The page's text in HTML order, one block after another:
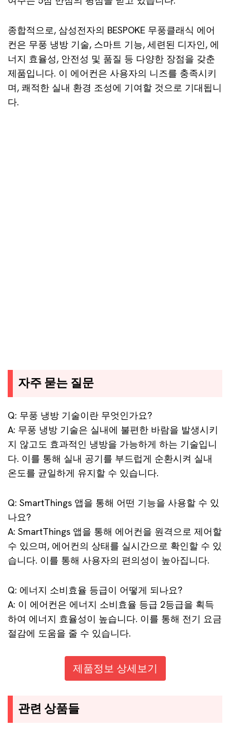
종합적으로, 삼성전자의 BESPOKE 무풍클래식 에어
컨은 무풍 냉방 기술, 스마트 기능, 세련된 디자인, 에
너지 효율성, 안전성 및 품질 등 다양한 장점을 갖춘
제품입니다. 이 에어컨은 사용자의 니즈를 충족시키
며, 쾌적한 실내 환경 조성에 기여할 것으로 기대됩니
다.
자주 묻는 질문
Q: 무풍 냉방 기술이란 무엇인가요?
A: 무풍 냉방 기술은 실내에 불편한 바람을 발생시키
지 않고도 효과적인 냉방을 가능하게 하는 기술입니
다. 이를 통해 실내 공기를 부드럽게 순환시켜 실내
온도를 균일하게 유지할 수 있습니다.
Q: SmartThings 앱을 통해 어떤 기능을 사용할 수 있
나요?
A: SmartThings 앱을 통해 에어컨을 원격으로 제어할
수 있으며, 에어컨의 상태를 실시간으로 확인할 수 있
습니다. 이를 통해 사용자의 편의성이 높아집니다.
Q: 에너지 소비효율 등급이 어떻게 되나요?
A: 이 에어컨은 에너지 소비효율 등급 2등급을 획득
하여 에너지 효율성이 높습니다. 이를 통해 전기 요금
절감에 도움을 줄 수 있습니다.
제품정보 상세보기
관련 상품들